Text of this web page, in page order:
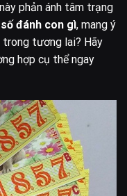
phản ánh tâm trạng
đánh con gì, mang ý
trong tương lai? Hãy
hợp cụ thể ngay